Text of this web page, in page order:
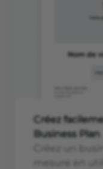
Créez
Business Plan